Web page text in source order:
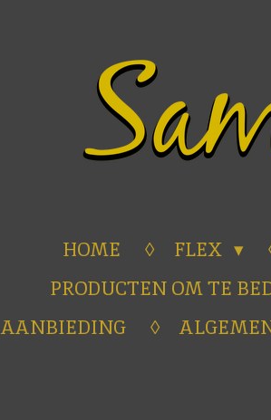
HOME FLEX
PRODUCTEN OM TE
AANBIEDING